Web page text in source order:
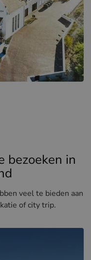
bezoeken in
veel te bieden aan
of city trip.